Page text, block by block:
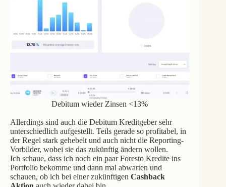
Debitum wieder Zinsen <13%
Allerdings sind auch die Debitum Kreditgeber sehr
unterschiedlich aufgestellt. Teils gerade so profitabel, in
der Regel stark gehebelt und auch nicht die Reporting-
Vorbilder, wobei sie das zukünftig ändern wollen.
Ich schaue, dass ich noch ein paar Foresto Kredite ins
Portfolio bekomme und dann mal abwarten und
schauen, ob ich bei einer zukünftigen Cashback